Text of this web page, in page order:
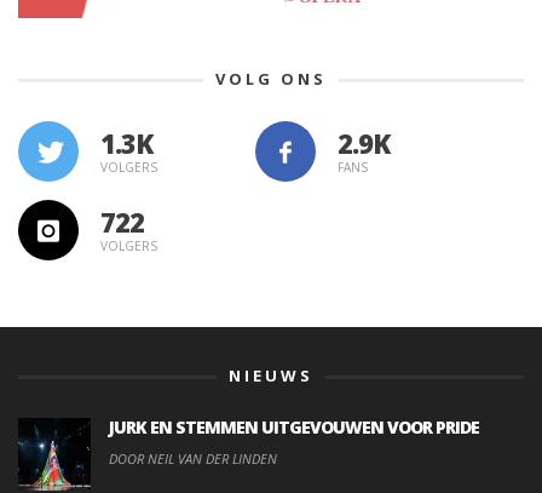
VOLG ONS
1.3K
VOLGERS FANS
722
VOLGERS
NIEUWS
JURK EN STEMMEN UITGEVOUWEN VOOR PRIDE
DOOR NEIL VAN DER LINDEN